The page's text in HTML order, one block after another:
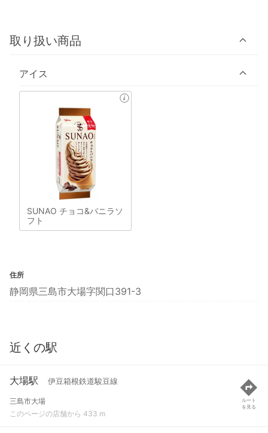
取り扱い商品
アイス
SUNAO チョコ&バニラソ
フト
住所
静岡県三島市大場字関口391-3
近くの駅
大場駅 伊豆箱根鉄道駿豆線
三島市大場
このページの店舗から 433 m
ルート
を見る